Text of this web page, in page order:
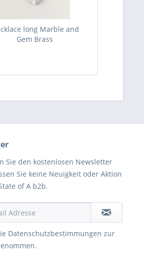
long Marble and
Gem Brass
Sie den kostenlosen Newsletter
Sie keine Neuigkeit oder Aktion
of A b2b.
Datenschutzbestimmungen zur